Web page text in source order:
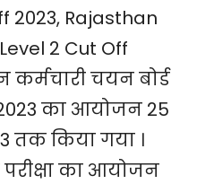
2023, Rajasthan
2 Cut Off
कर्मचारी चयन बोर्ड
2023 का आयोजन 25
तक किया गया ।
का आयोजन